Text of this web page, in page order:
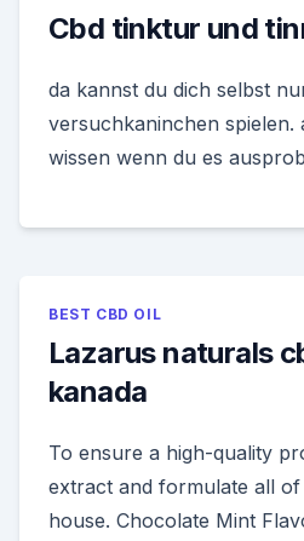
Cbd tinktur und
da kannst du dich selbst
versuchkaninchen spielen.
wissen wenn du es
BEST CBD OIL
Lazarus naturals
kanada
To ensure a high-quality
extract and formulate all
house. Chocolate Mint